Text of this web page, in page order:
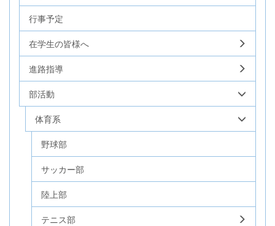
行事予定
在学生の皆様へ
進路指導
部活動
体育系
野球部
サッカー部
陸上部
テニス部